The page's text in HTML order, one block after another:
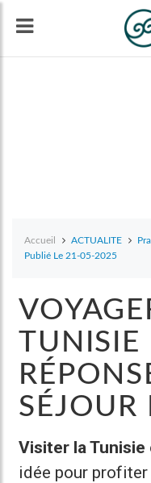
Accueil ACTUALITE
Publié Le 21-05-2025
TUNISIE
SÉJOUR
Visiter la Tunisie
idée pour